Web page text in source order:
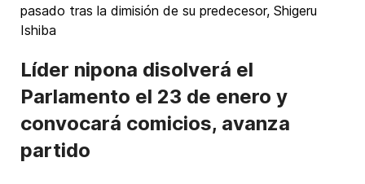
pasado tras la dimisión de su predecesor, Shigeru
Ishiba
Líder nipona disolverá el
Parlamento el 23 de enero y
convocará comicios, avanza
partido